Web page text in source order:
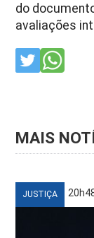
do
avaliações
MAIS
JUSTIÇA